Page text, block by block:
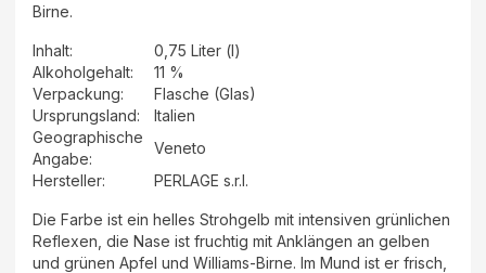
Birne.
Inhalt:
0,75 Liter (l)
Alkoholgehalt:
11 %
Verpackung:
Flasche (Glas)
Ursprungsland:
Italien
Geographische
Angabe:
Veneto
Hersteller: PERLAGE s.r.l.
Die Farbe ist ein helles Strohgelb mit intensiven grünlichen
Reflexen, die Nase ist fruchtig mit Anklängen an gelben
und grünen Apfel und Williams-Birne. Im Mund ist er frisch,